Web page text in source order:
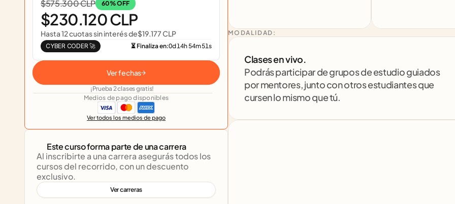
$575.300 CLP 60% OFF
$230.120 CLP
Hasta 12 cuotas sin interés de$19.177 CLP
CYBER CODER 🚀 ⏳ Finaliza en:0d14h54m51s
Ver fechas
¡Prueba 2 clases gratis!
Medios de pago disponibles
Ver todos los medios de pago
Este curso forma parte de una carrera
Al inscribirte a una carrera asegurás todos los
cursos del recorrido, con un descuento
exclusivo.
Ver carreras
MODALIDAD:
Clases en vivo.
Podrás participar de grupos de estudio guiados
por mentores, junto con otros estudiantes que
cursen lo mismo que tú.